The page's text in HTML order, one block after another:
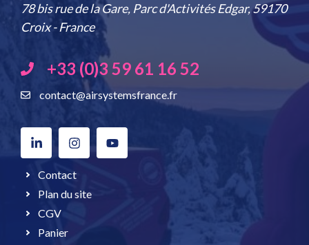
78 bis rue de la Gare, Parc d'Activités Edgar, 59170
Croix - France
+33 (0)3 59 61 16 52
contact@airsystemsfrance.fr
Contact
Plan du site
CGV
Panier